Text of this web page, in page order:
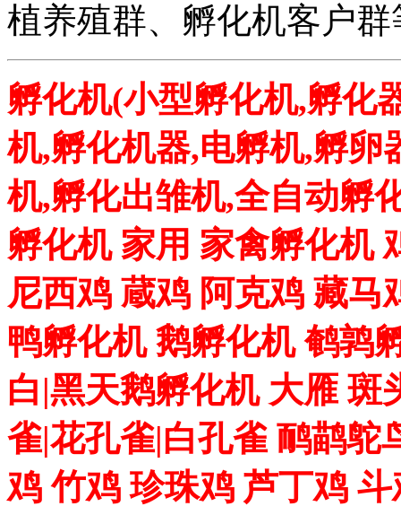
植养殖群、孵化机客户
孵化机(小型孵化机,孵化
机,孵化机器,电孵机,孵卵
机,孵化出雏机,全自动孵
孵化机 家用 家禽孵化机
尼西鸡 蔵鸡 阿克鸡 藏马
鸭孵化机 鹅孵化机 鹌鹑
白|黑天鹅孵化机 大雁 斑
雀|花孔雀|白孔雀 鸸鹋鸵
鸡 竹鸡 珍珠鸡 芦丁鸡